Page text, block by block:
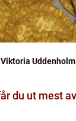
Viktoria Uddenholm